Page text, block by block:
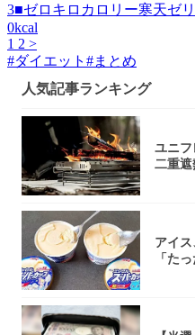
3■ゼロキロカロリー寒天ゼ
0kcal
1 2 >
#ダイエット #まとめ
人気記事ランキング
ユニフ
二重
アイ
「た